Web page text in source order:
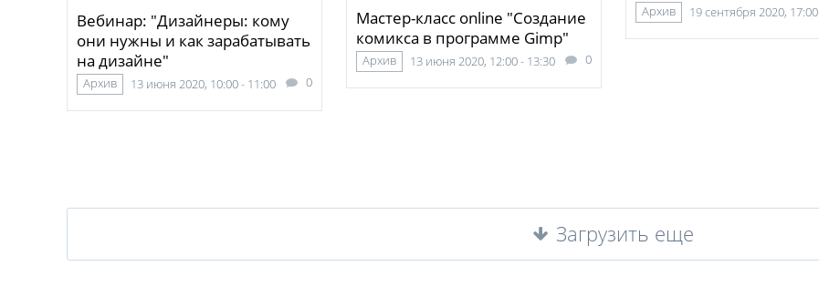
Архив 19 сентября 2020, 17:00
Мастер-класс online "Создание
комикса в программе Gimp"
Архив 13 июня 2020, 12:00 - 13:30 0
Вебинар: "Дизайнеры: кому
они нужны и как зарабатывать
на дизайне"
Архив 13 июня 2020, 10:00 - 11:00 0
Загрузить еще